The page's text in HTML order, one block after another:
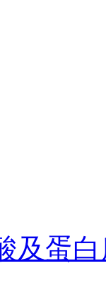
及蛋